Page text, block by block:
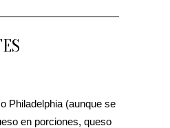
Philadelphia (aunque se
en porciones, queso